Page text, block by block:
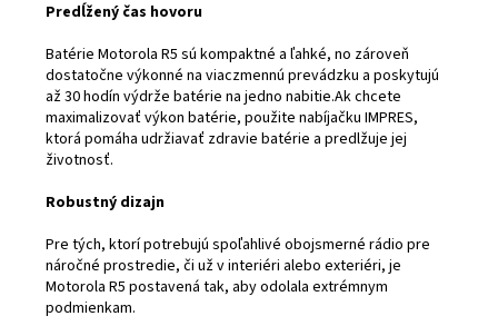
Predĺžený čas hovoru
Batérie Motorola R5 sú kompaktné a ľahké, no zároveň
dostatočne výkonné na viaczmennú prevádzku a poskytujú
až 30 hodín výdrže batérie na jedno nabitie.Ak chcete
maximalizovať výkon batérie, použite nabíjačku IMPRES,
ktorá pomáha udržiavať zdravie batérie a predlžuje jej
životnosť.
Robustný dizajn
Pre tých, ktorí potrebujú spoľahlivé obojsmerné rádio pre
náročné prostredie, či už v interiéri alebo exteriéri, je
Motorola R5 postavená tak, aby odolala extrémnym
podmienkam.